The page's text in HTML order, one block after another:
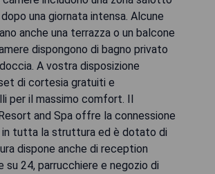
una giornata intensa. Alcune
anche una terrazza o un balcone
dispongono di bagno privato
A vostra disposizione
di cortesia gratuiti e
per il massimo comfort. Il
and Spa offre la connessione
in tutta la struttura ed è dotato di
dispone anche di reception
su 24, parrucchiere e negozio di